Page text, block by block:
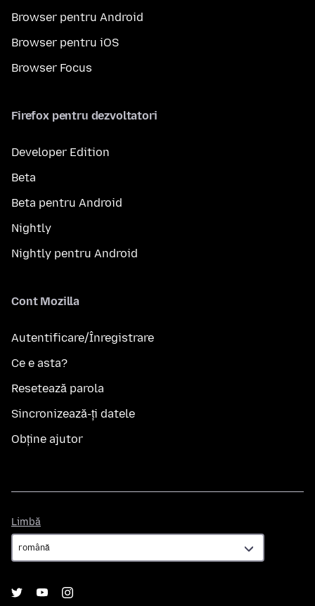
Browser pentru Android
Browser pentru iOS
Browser Focus
Firefox pentru dezvoltatori
Developer Edition
Beta
Beta pentru Android
Nightly
Nightly pentru Android
Cont Mozilla
Autentificare/Înregistrare
Ce e asta?
Resetează parola
Sincronizează-ți datele
Obține ajutor
Limbă